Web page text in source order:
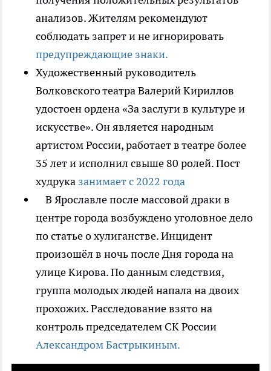
анализов. Жителям рекомендуют
соблюдать запрет и не игнорировать
предупреждающие знаки.
Художественный руководитель
Волковского театра Валерий Кириллов
удостоен ордена «За заслуги в культуре и
искусстве». Он является народным
артистом России, работает в театре более
35 лет и исполнил свыше 80 ролей. Пост
худрука занимает с 2022 года
В Ярославле после массовой драки в
центре города возбуждено уголовное дело
по статье о хулиганстве. Инцидент
произошёл в ночь после Дня города на
улице Кирова. По данным следствия,
группа молодых людей напала на двоих
прохожих. Расследование взято на
контроль председателем СК России
Александром Бастрыкиным.